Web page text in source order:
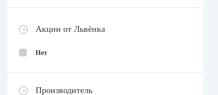
Акции от Львёнка
Нет
Производитель